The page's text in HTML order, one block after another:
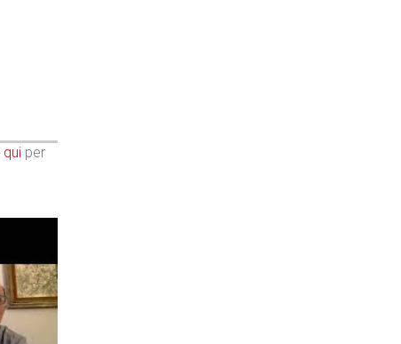
qui per